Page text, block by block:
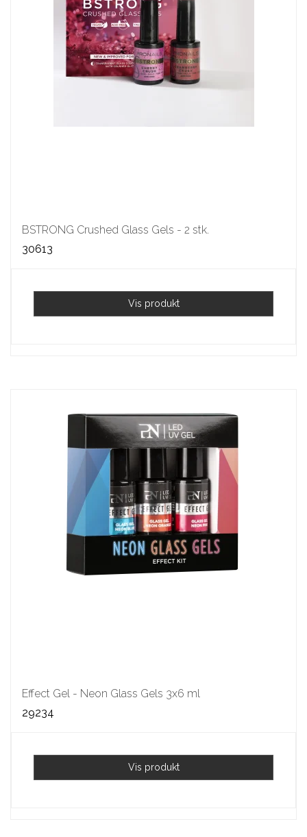
BSTRONG Crushed Glass Gels - 2 stk.
30613
Vis produkt
Effect Gel - Neon Glass Gels 3x6 ml
29234
Vis produkt